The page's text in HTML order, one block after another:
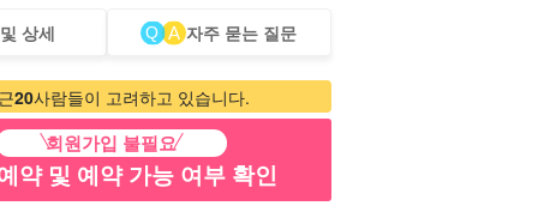
카 상세 자주 묻는 질문
20사람들이 고려하고 있습니다.
회원가입 불필요
약 및 예약 가능 여부 확인